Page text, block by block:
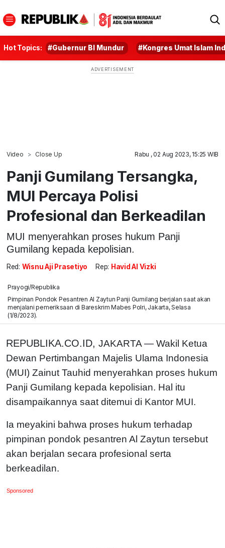
Hot Topics: #Gubernur BI Mundur #Kongres Umat Islam
Video Close Up Rabu , 02 Aug 2023, 15:25 WIB
Panji Gumilang Tersangka,
MUI Percaya Polisi
Profesional dan Berkeadilan
MUI menyerahkan proses hukum Panji
Gumilang kepada kepolisian.
Red: Wisnu Aji Prasetiyo Rep: Havid Al Vizki
Prayogi/Republika
Pimpinan Pondok Pesantren Al Zaytun Panji Gumilang berjalan saat akan
menjalani pemeriksaan di Bareskrim Mabes Polri, Jakarta, Selasa
(1/8/2023).
REPUBLIKA.CO.ID, JAKARTA — Wakil Ketua
Dewan Pertimbangan Majelis Ulama Indonesia
(MUI) Zainut Tauhid menyerahkan proses hukum
Panji Gumilang kepada kepolisian. Hal itu
disampaikannya saat ditemui di Kantor MUI.
Ia meyakini bahwa proses hukum terhadap
pimpinan pondok pesantren Al Zaytun tersebut
akan berjalan secara profesional serta
berkeadilan.
Sponsored